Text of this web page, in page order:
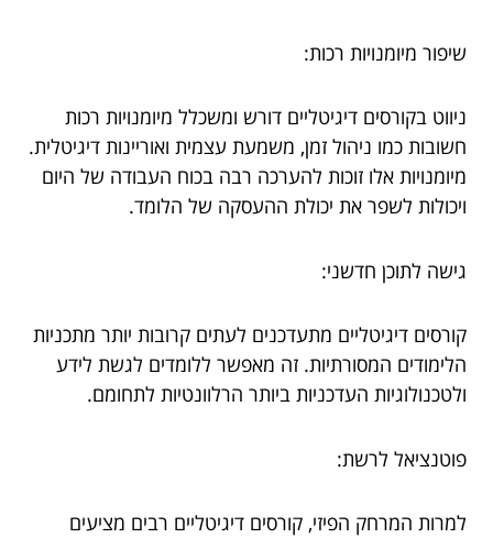
שיפור מיומנויות רכות:
ניווט בקורסים דיגיטליים דורש ומשכלל מיומנויות רכות
חשובות כמו ניהול זמן, משמעת עצמית ואוריינות דיגיטלית.
מיומנויות אלו זוכות להערכה רבה בכוח העבודה של היום
ויכולות לשפר את יכולת ההעסקה של הלומד.
גישה לתוכן חדשני:
קורסים דיגיטליים מתעדכנים לעתים קרובות יותר מתכניות
הלימודים המסורתיות. זה מאפשר ללומדים לגשת לידע
ולטכנולוגיות העדכניות ביותר הרלוונטיות לתחומם.
פוטנציאל לרשת:
למרות המרחק הפיזי, קורסים דיגיטליים רבים מציעים